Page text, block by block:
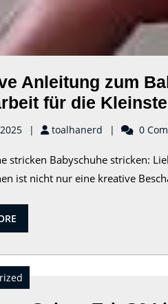
Anleitung zum
für die
toalhanerd toalhanerd
0
stricken Babyschuhe stricken:
ist nicht nur eine kreative
MORE